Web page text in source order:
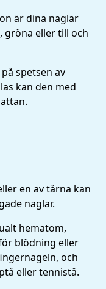
är dina naglar
gröna eller till och
spetsen av
kan den med
en av tårna kan
naglar.
hematom,
blödning eller
och
eller tennistå.